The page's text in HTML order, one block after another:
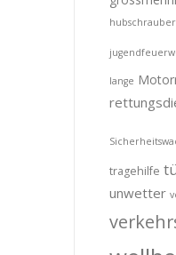
hubschrauber
lange
tragehilfe
unwetter